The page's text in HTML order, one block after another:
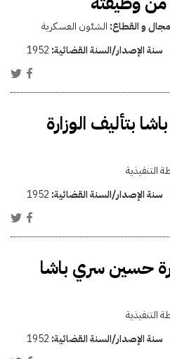
و القطاع: الشئون العسكرية
سنة الإصدار/السنة القضائية: 1952
بتأليف الوزارة
التنفيذية
سنة الإصدار/السنة القضائية: 1952
حسين سري باشا
التنفيذية
سنة الإصدار/السنة القضائية: 1952